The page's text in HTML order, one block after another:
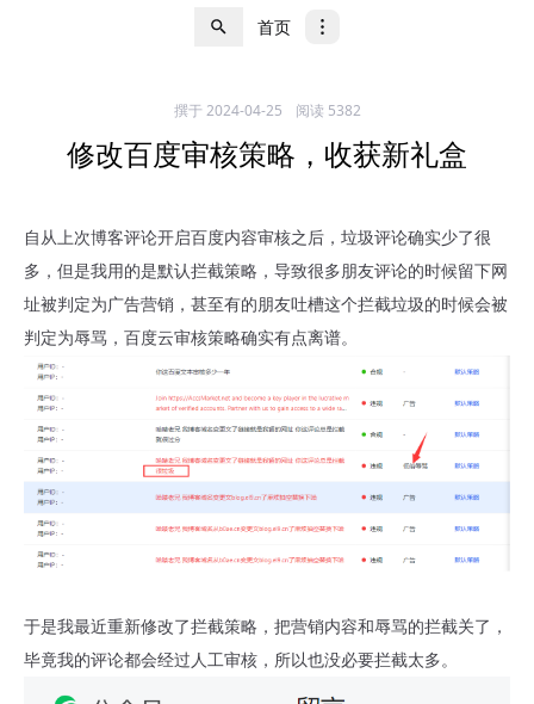
首页
撰于2024-04-25 阅读 5382
修改百度审核策略，收获新礼盒
自从上次博客评论开启百度内容审核之后，垃圾评论确实少了很
多，但是我用的是默认拦截策略，导致很多朋友评论的时候留下网
址被判定为广告营销，甚至有的朋友吐槽这个拦截垃圾的时候会被
判定为辱骂， 百度云审核策略确实有点离谱。
于是我最近重新修改了拦截策略，把营销内容和辱骂的拦截关了，
毕竟我的评论都会经过人工审核，所以也没必要拦截太多。